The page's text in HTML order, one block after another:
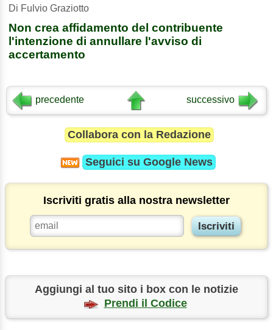
Di Fulvio Graziotto
Non crea affidamento del contribuente
l'intenzione di annullare l'avviso di
accertamento
precedente successivo
Collabora con la Redazione
Seguici su Google News
Iscriviti gratis alla nostra newsletter
Aggiungi al tuo sito i box con le notizie
Prendi il Codice